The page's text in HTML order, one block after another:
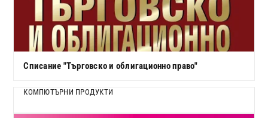
Списание "Търговско и облигационно право"
КОМПЮТЪРНИ ПРОДУКТИ